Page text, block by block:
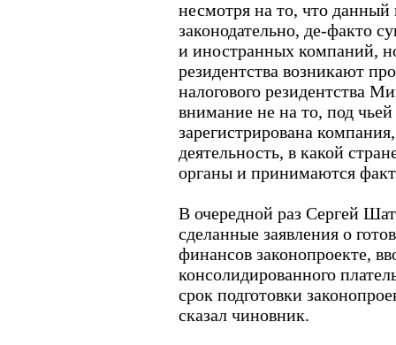
несмотря на то, что данный
законодательно, де-факто
и иностранных компаний,
резидентства возникают
налогового резидентства
внимание не на то, под
зарегистрирована
деятельность, в какой
органы и принимаются
В очередной раз Сергей
сделанные заявления о
финансов законопроекте,
консолидированного
срок подготовки
сказал чиновник.